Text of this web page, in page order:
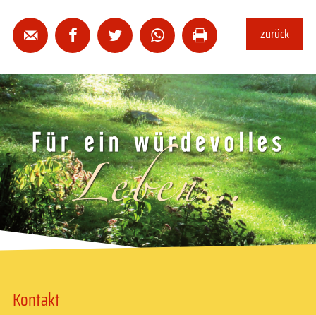
     zurück
Kontakt